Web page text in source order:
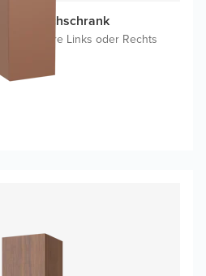
Badhochschrank
Scharniere Links oder Rechts